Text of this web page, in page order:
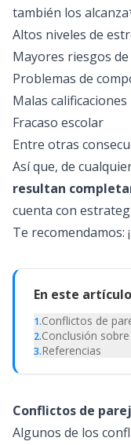
también los
Altos niveles de
Mayores riesgos
Problemas de
Malas calificaciones
Fracaso escolar
Entre otras
Así que, de
resultan
cuenta con
Te recomendamos:
En este
1.Conflictos de
2.Conclusión
3.Referencias
Conflictos de
Algunos de los